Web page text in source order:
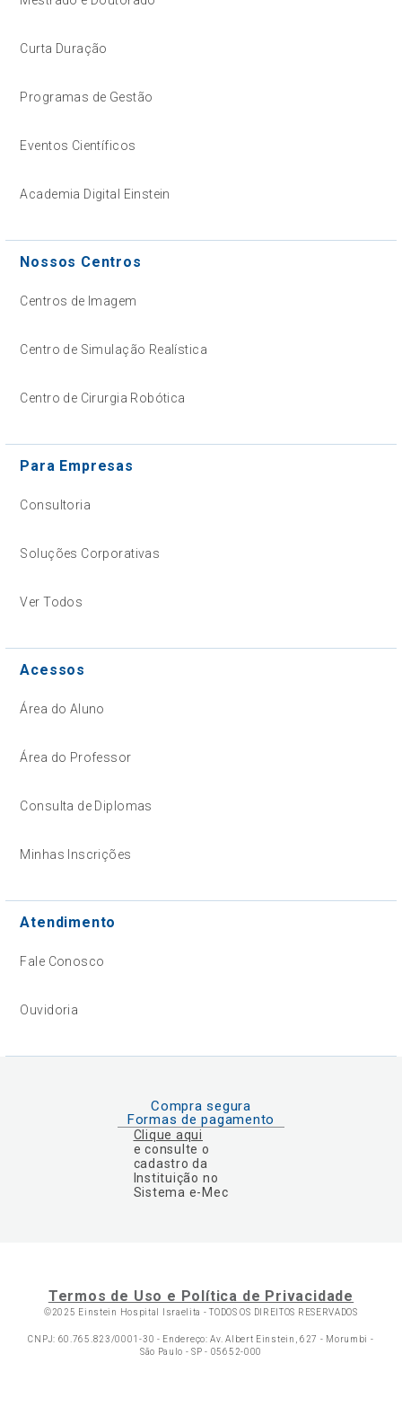
Curta Duração
Programas de Gestão
Eventos Científicos
Academia Digital Einstein
Nossos Centros
Centros de Imagem
Centro de Simulação Realística
Centro de Cirurgia Robótica
Para Empresas
Consultoria
Soluções Corporativas
Ver Todos
Acessos
Área do Aluno
Área do Professor
Consulta de Diplomas
Minhas Inscrições
Atendimento
Fale Conosco
Ouvidoria
Compra segura
Formas de pagamento
Clique aqui
e consulte o
cadastro da
Instituição no
Sistema e-Mec
Termos de Uso e Política de Privacidade
©2025 Einstein Hospital Israelita -TODOS OS DIREITOS RESERVADOS
CNPJ: 60.765.823/0001-30 - Endereço: Av. Albert Einstein, 627 - Morumbi -
São Paulo - SP - 05652-000